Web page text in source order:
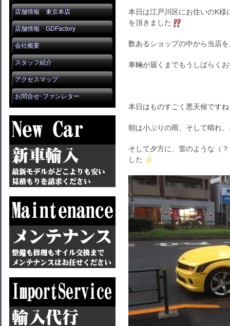
店舗情報 東京本店
店舗情報 GDFactory
会社概要
スタッフ紹介
アクセスマップ
お問合せ･ファンレター
本日は江戸川区にお住いのK
を頂きました
数あるショップの中から当店
車輛が届くまでもうしばらく
本日はものすごく悪天候ですね
朝は小ぶりの雨、そして晴れ
そして夕方に、雷のような（
した